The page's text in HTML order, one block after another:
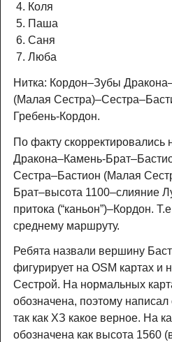
Коля
Паша
Саня
Люба
Нитка: Кордон–Зубы
(Малая
Гребень-Кордон.
По факту скорректировались
Дракона–Камень-
Сестра–Бастион (Малая
Брат–высота 1100–слияние
притока (“каньон”)–Кордон.
среднему маршруту.
Ребята назвали вершину
фигурирует на OSM картах и
Сестрой. На нормальных
обозначена, поэтому написал
так как ХЗ какое верное. На
обозначена как высота 1560